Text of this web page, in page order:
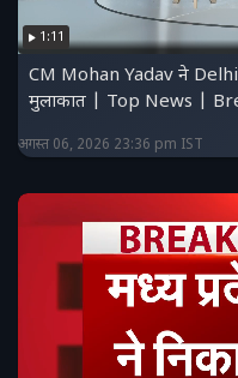
1:11
CM Mohan Yadav ने
मुलाकात | Top News |
अगस्त 06, 2026 23:36 pm IST